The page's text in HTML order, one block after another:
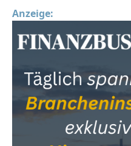
Anzeige: